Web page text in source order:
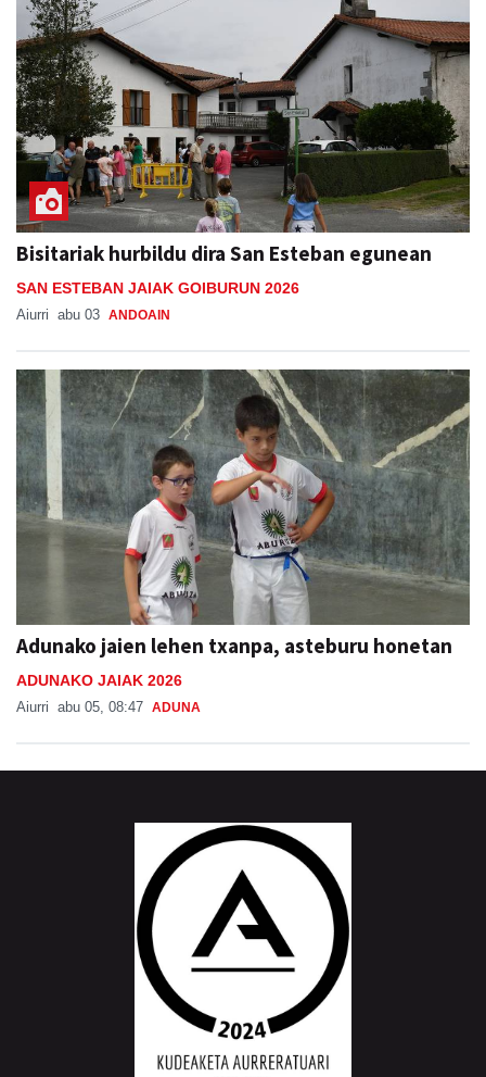
Bisitariak hurbildu dira San Esteban egunean
SAN ESTEBAN JAIAK GOIBURUN 2026
Aiurri abu 03 ANDOAIN
Adunako jaien lehen txanpa, asteburu honetan
ADUNAKO JAIAK 2026
Aiurri abu 05, 08:47 ADUNA